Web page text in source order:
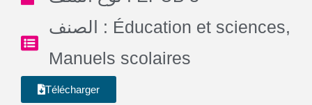
الصنف : Éducation et sciences,
Manuels scolaires
Télécharger